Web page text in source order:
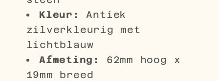
Kleur:
Antiek
zilverkleurig met
lichtblauw
Afmeting:
62mm hoog x
19mm breed